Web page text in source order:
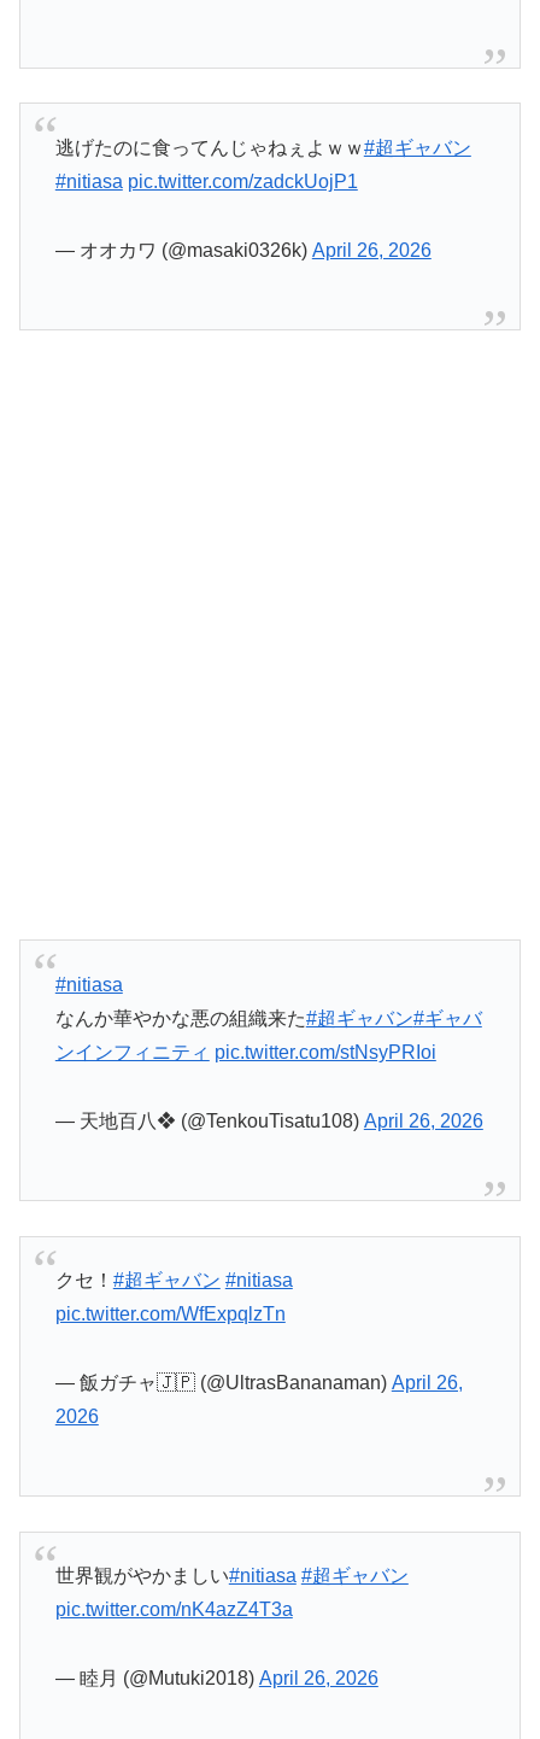
逃げたのに食ってんじゃねぇよｗｗ#超ギャバン
#nitiasa pic.twitter.com/zadckUojP1
— オオカワ (@masaki0326k) April 26, 2026
#nitiasa
なんか華やかな悪の組織来た#超ギャバン#ギャバ
ンインフィニティ pic.twitter.com/stNsyPRIoi
— 天地百八❖ (@TenkouTisatu108) April 26, 2026
クセ！ #超ギャバン #nitiasa
pic.twitter.com/WfExpqlzTn
— 飯ガチャ🇯🇵 (@UltrasBananaman) April 26,
2026
世界観がやかましい#nitiasa #超ギャバン
pic.twitter.com/nK4azZ4T3a
— 睦月 (@Mutuki2018) April 26, 2026